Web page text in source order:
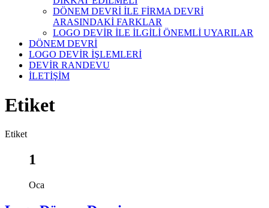
DÖNEM DEVRİ İLE FİRMA DEVRİ
ARASINDAKİ FARKLAR
LOGO DEVİR İLE İLGİLİ ÖNEMLİ UYARILAR
DÖNEM DEVRİ
LOGO DEVİR İŞLEMLERİ
DEVİR RANDEVU
İLETİŞİM
Etiket
Etiket
1
Oca